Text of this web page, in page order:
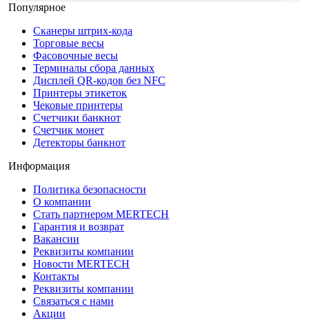
Популярное
Сканеры штрих-кода
Торговые весы
Фасовочные весы
Терминалы сбора данных
Дисплей QR-кодов без NFC
Принтеры этикеток
Чековые принтеры
Счетчики банкнот
Счетчик монет
Детекторы банкнот
Информация
Политика безопасности
О компании
Стать партнером MERTECH
Гарантия и возврат
Вакансии
Реквизиты компании
Новости MERTECH
Контакты
Реквизиты компании
Связаться с нами
Акции